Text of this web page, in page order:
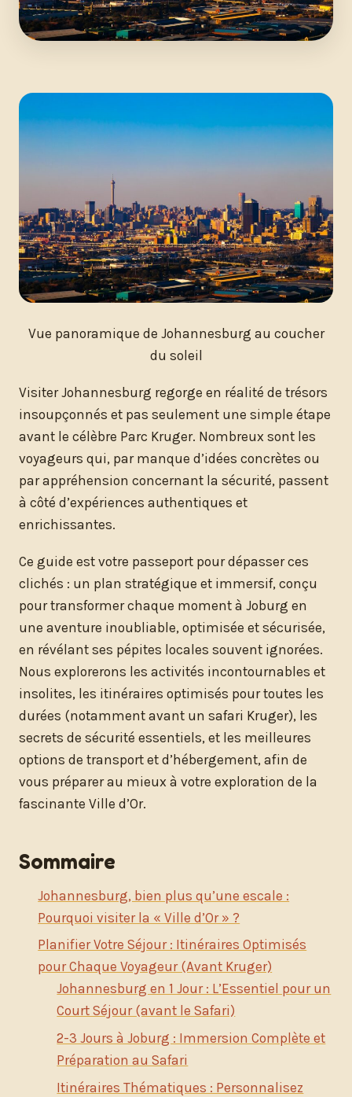
Vue panoramique de Johannesburg au coucher
du soleil
Visiter Johannesburg regorge en réalité de trésors
insoupçonnés et pas seulement une simple étape
avant le célèbre Parc Kruger. Nombreux sont les
voyageurs qui, par manque d’idées concrètes ou
par appréhension concernant la sécurité, passent
à côté d’expériences authentiques et
enrichissantes.
Ce guide est votre passeport pour dépasser ces
clichés : un plan stratégique et immersif, conçu
pour transformer chaque moment à Joburg en
une aventure inoubliable, optimisée et sécurisée,
en révélant ses pépites locales souvent ignorées.
Nous explorerons les activités incontournables et
insolites, les itinéraires optimisés pour toutes les
durées (notamment avant un safari Kruger), les
secrets de sécurité essentiels, et les meilleures
options de transport et d’hébergement, afin de
vous préparer au mieux à votre exploration de la
fascinante Ville d’Or.
Sommaire
Johannesburg, bien plus qu’une escale :
Pourquoi visiter la « Ville d’Or » ?
Planifier Votre Séjour : Itinéraires Optimisés
pour Chaque Voyageur (Avant Kruger)
Johannesburg en 1 Jour : L’Essentiel pour un
Court Séjour (avant le Safari)
2-3 Jours à Joburg : Immersion Complète et
Préparation au Safari
Itinéraires Thématiques : Personnalisez